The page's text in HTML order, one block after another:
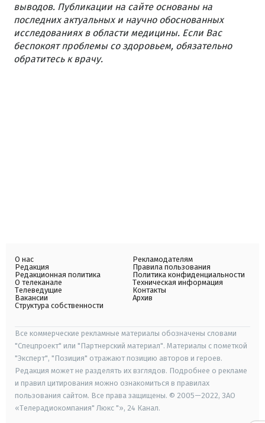
выводов. Публикации на сайте основаны на
последних актуальных и научно обоснованных
исследованиях в области медицины. Если Вас
беспокоят проблемы со здоровьем, обязательно
обратитесь к врачу.
О нас
Редакция
Редакционная политика
О телеканале
Телеведущие
Вакансии
Структура собственности
Рекламодателям
Правила пользования
Политика конфиденциальности
Техническая информация
Контакты
Архив
Все коммерческие рекламные материалы обозначены словами
"Спецпроект" или "Партнерский материал". Материалы с пометкой
"Эксперт", "Позиция" отражают позицию авторов и героев.
Редакция может не разделять их взглядов. Подробнее о рекламе
и правил цитирования можно ознакомиться в правилах
пользования сайтом. Все права защищены. © 2005—2022, ЗАО
«Телерадиокомпания" Люкс "», 24 Канал.